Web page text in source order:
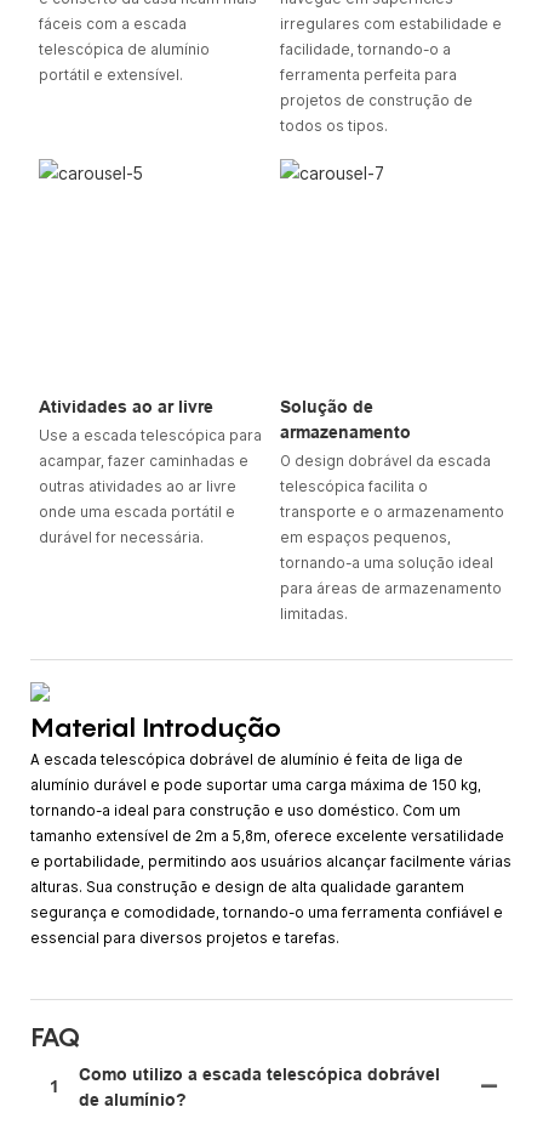
fáceis com a escada
telescópica de alumínio
portátil e extensível.
irregulares com estabilidade e
facilidade, tornando-o a
ferramenta perfeita para
projetos de construção de
todos os tipos.
Atividades ao ar livre
Use a escada telescópica para
acampar, fazer caminhadas e
outras atividades ao ar livre
onde uma escada portátil e
durável for necessária.
Solução de
armazenamento
O design dobrável da escada
telescópica facilita o
transporte e o armazenamento
em espaços pequenos,
tornando-a uma solução ideal
para áreas de armazenamento
limitadas.
Material Introdução
A escada telescópica dobrável de alumínio é feita de liga de
alumínio durável e pode suportar uma carga máxima de 150 kg,
tornando-a ideal para construção e uso doméstico. Com um
tamanho extensível de 2m a 5,8m, oferece excelente versatilidade
e portabilidade, permitindo aos usuários alcançar facilmente várias
alturas. Sua construção e design de alta qualidade garantem
segurança e comodidade, tornando-o uma ferramenta confiável e
essencial para diversos projetos e tarefas.
FAQ
1
Como utilizo a escada telescópica dobrável
de alumínio?